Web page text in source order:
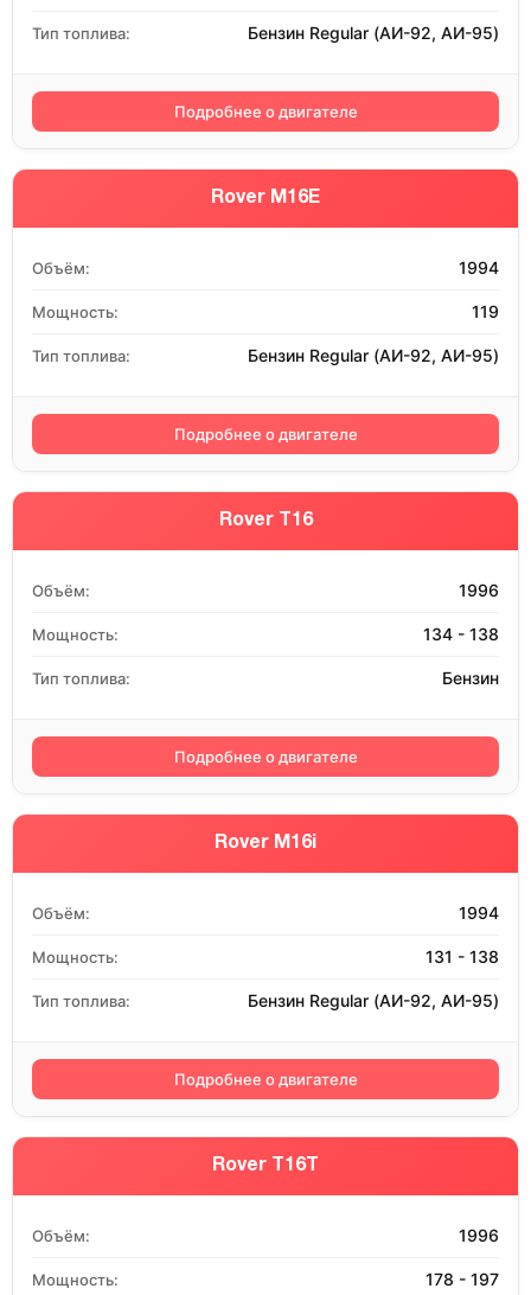
Тип топлива: Бензин Regular (АИ-92, АИ-95)
Подробнее о двигателе
Rover M16E
Объём: 1994
Мощность: 119
Тип топлива: Бензин Regular (АИ-92, АИ-95)
Подробнее о двигателе
Rover T16
Объём: 1996
Мощность: 134 - 138
Тип топлива: Бензин
Подробнее о двигателе
Rover M16i
Объём: 1994
Мощность: 131 - 138
Тип топлива: Бензин Regular (АИ-92, АИ-95)
Подробнее о двигателе
Rover T16T
Объём: 1996
Мощность: 178 - 197